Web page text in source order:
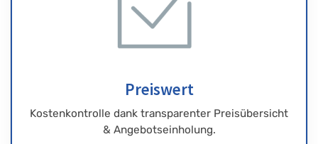
Preiswert
Kostenkontrolle dank transparenter Preisübersicht
& Angebotseinholung.